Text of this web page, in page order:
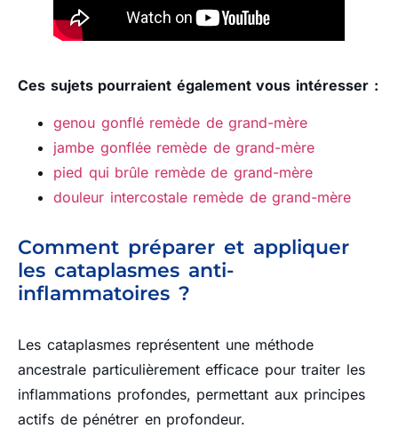
Ces sujets pourraient également vous intéresser :
genou gonflé remède de grand-mère
jambe gonflée remède de grand-mère
pied qui brûle remède de grand-mère
douleur intercostale remède de grand-mère
Comment préparer et appliquer
les cataplasmes anti-
inflammatoires ?
Les cataplasmes représentent une méthode
ancestrale particulièrement efficace pour traiter les
inflammations profondes, permettant aux principes
actifs de pénétrer en profondeur.